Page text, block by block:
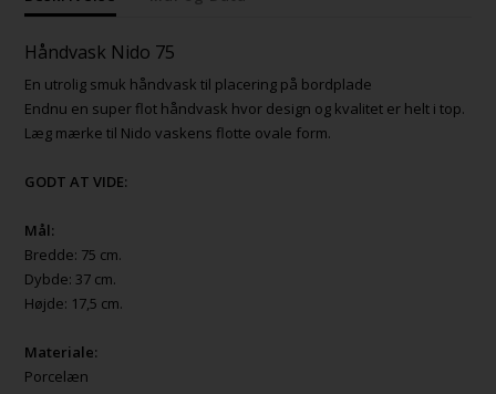
Håndvask Nido 75
En utrolig smuk håndvask til placering på bordplade
Endnu en super flot håndvask hvor design og kvalitet er helt i top.
Læg mærke til Nido vaskens flotte ovale form.
GODT AT VIDE:
Mål:
Bredde: 75 cm.
Dybde: 37 cm.
Højde: 17,5 cm.
Materiale:
Porcelæn